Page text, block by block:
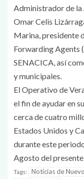
Administrador de la
Omar Celis
Marina, presidente
Forwarding Agents
SENACICA, así
y municipales.
El Operativo de
el fin de ayudar en
cerca de cuatro
Estados Unidos y
durante este
Agosto del presente
Tags: Noticias de